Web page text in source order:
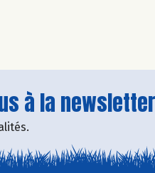
à la